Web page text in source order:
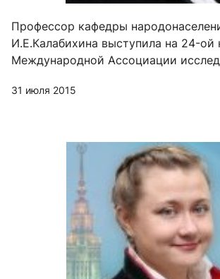
Профессор кафедры
И.Е.Калабихина выступила на 24-ой
Международной Ассоциации
равенство в период вызовов"
31 июля 2015